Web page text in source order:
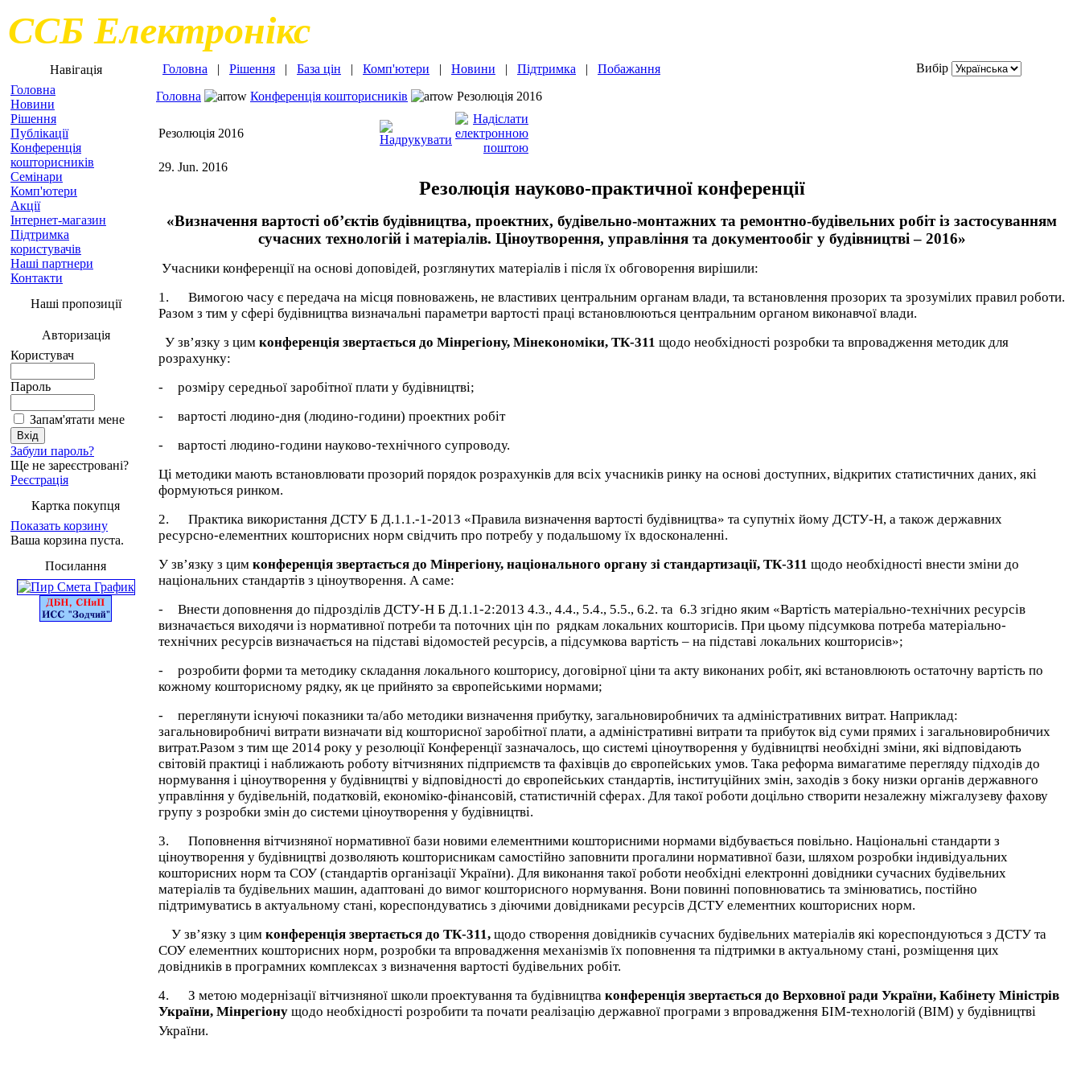
ССБ Електронікс
Навігація
Головна
Новини
Рішення
Публікації
Конференція
кошторисників
Семінари
Комп'ютери
Акції
Інтернет-магазин
Підтримка
користувачів
Наші партнери
Контакти
Наші пропозиції
Авторизація
Користувач
Пароль
Запам'ятати мене
Забули пароль?
Ще не зареєстровані?
Реєстрація
Картка покупця
Показать корзину
Ваша корзина пуста.
Посилання
Головна | Рішення | База цін | Комп'ютери | Новини | Підтримка | Побажання Вибір
Головна Конференція кошторисників Резолюція 2016
Резолюція 2016
29. Jun. 2016
Резолюція науково-практичної конференції
«Визначення вартості об’єктів будівництва, проектних, будівельно-монтажних та ремонтно-будівельних робіт із застосуванням
сучасних технологій і матеріалів. Ціноутворення, управління та документообіг у будівництві – 2016»
Учасники конференції на основі доповідей, розглянутих матеріалів і після їх обговорення вирішили:
1.
Вимогою часу є передача на місця повноважень, не властивих центральним органам влади, та встановлення прозорих та зрозумілих правил роботи.
Разом з тим у сфері будівництва визначальні параметри вартості праці встановлюються центральним органом виконавчої влади.
У зв’язку з цим конференція звертається до Мінрегіону, Мінекономіки, ТК-311 щодо необхідності розробки та впровадження методик для
розрахунку:
-
розміру середньої заробітної плати у будівництві;
-
вартості людино-дня (людино-години) проектних робіт
-
вартості людино-години науково-технічного супроводу.
Ці методики мають встановлювати прозорий порядок розрахунків для всіх учасників ринку на основі доступних, відкритих статистичних даних, які
формуються ринком.
2.
Практика використання ДСТУ Б Д.1.1.-1-2013 «Правила визначення вартості будівництва» та супутніх йому ДСТУ-Н, а також державних
ресурсно-елементних кошторисних норм свідчить про потребу у подальшому їх вдосконаленні.
У зв’язку з цим конференція звертається до Мінрегіону, національного органу зі стандартизації, ТК-311 щодо необхідності внести зміни до
національних стандартів з ціноутворення. А саме:
-
Внести доповнення до підрозділів ДСТУ-Н Б Д.1.1-2:2013 4.3., 4.4., 5.4., 5.5., 6.2. та 6.3 згідно яким «Вартість матеріально-технічних ресурсів
визначається виходячи із нормативної потреби та поточних цін по рядкам локальних кошторисів. При цьому підсумкова потреба матеріально-
технічних ресурсів визначається на підставі відомостей ресурсів, а підсумкова вартість – на підставі локальних кошторисів»;
-
розробити форми та методику складання локального кошторису, договірної ціни та акту виконаних робіт, які встановлюють остаточну вартість по
кожному кошторисному рядку, як це прийнято за європейськими нормами;
-
переглянути існуючі показники та/або методики визначення прибутку, загальновиробничих та адміністративних витрат. Наприклад:
загальновиробничі витрати визначати від кошторисної заробітної плати, а адміністративні витрати та прибуток від суми прямих і загальновиробничих
витрат.Разом з тим ще 2014 року у резолюції Конференції зазначалось, що системі ціноутворення у будівництві необхідні зміни, які відповідають
світовій практиці і наближають роботу вітчизняних підприємств та фахівців до європейських умов. Така реформа вимагатиме перегляду підходів до
нормування і ціноутворення у будівництві у відповідності до європейських стандартів, інституційних змін, заходів з боку низки органів державного
управління у будівельній, податковій, економіко-фінансовій, статистичній сферах. Для такої роботи доцільно створити незалежну міжгалузеву фахову
групу з розробки змін до системи ціноутворення у будівництві.
3.
Поповнення вітчизняної нормативної бази новими елементними кошторисними нормами відбувається повільно. Національні стандарти з
ціноутворення у будівництві дозволяють кошторисникам самостійно заповнити прогалини нормативної бази, шляхом розробки індивідуальних
кошторисних норм та СОУ (стандартів організації України). Для виконання такої роботи необхідні електронні довідники сучасних будівельних
матеріалів та будівельних машин, адаптовані до вимог кошторисного нормування. Вони повинні поповнюватись та змінюватись, постійно
підтримуватись в актуальному стані, кореспондуватись з діючими довідниками ресурсів ДСТУ елементних кошторисних норм.
У зв’язку з цим конференція звертається до ТК-311, щодо створення довідників сучасних будівельних матеріалів які кореспондуються з ДСТУ та
СОУ елементних кошторисних норм, розробки та впровадження механізмів їх поповнення та підтримки в актуальному стані, розміщення цих
довідників в програмних комплексах з визначення вартості будівельних робіт.
4.
З метою модернізації вітчизняної школи проектування та будівництва конференція звертається до Верховної ради України, Кабінету Міністрів
України, Мінрегіону щодо необхідності розробити та почати реалізацію державної програми з впровадження БІМ-технологій (BIM) у будівництві
України.